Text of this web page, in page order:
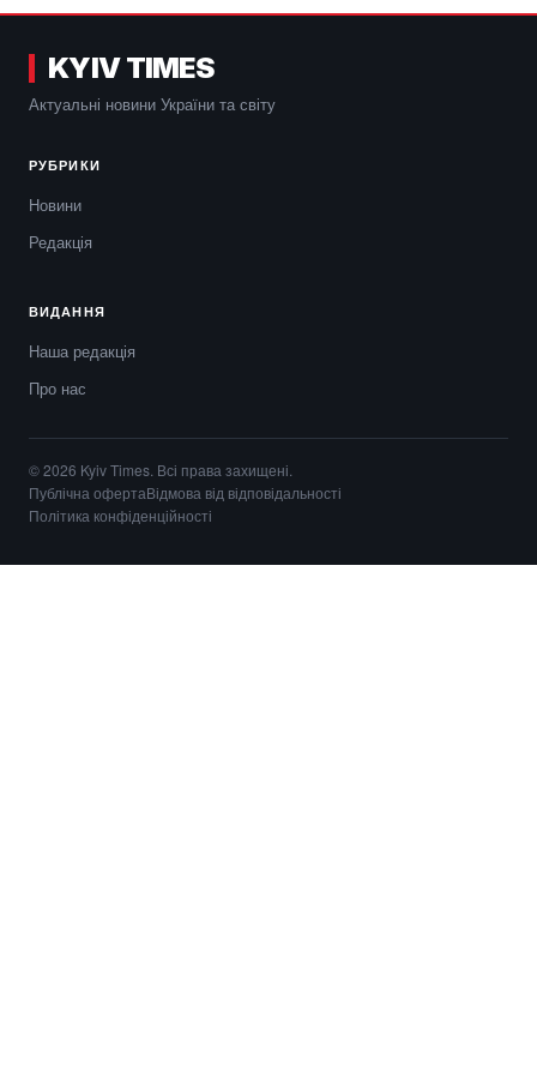
KYIV TIMES
Актуальні новини України та світу
РУБРИКИ
Новини
Редакція
ВИДАННЯ
Наша редакція
Про нас
© 2026 Kyiv Times. Всі права захищені.
Публічна офертаВідмова від відповідальності
Політика конфіденційності